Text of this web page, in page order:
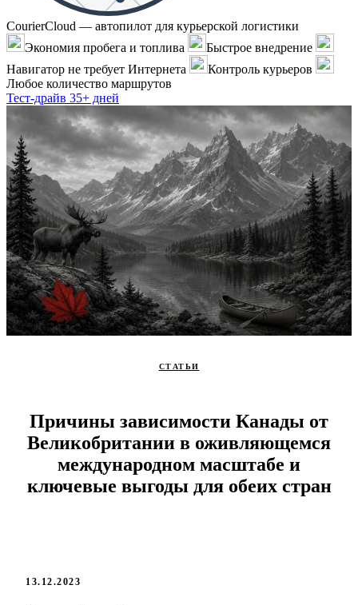
CourierCloud — автопилот для курьерской логистики
Экономия пробега и топлива
Быстрое внедрение
Навигатор не требует Интернета
Контроль курьеров
Любое количество маршрутов
Тест-драйв 35+ дней
СТАТЬИ
Причины зависимости Канады от
Великобритании в оживляющемся
международном масштабе и
ключевые выгоды для обеих стран
13.12.2023